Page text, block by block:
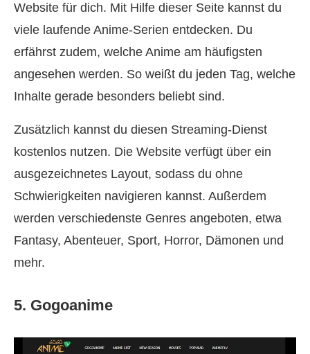
Website für dich. Mit Hilfe dieser Seite kannst du
viele laufende Anime-Serien entdecken. Du
erfährst zudem, welche Anime am häufigsten
angesehen werden. So weißt du jeden Tag, welche
Inhalte gerade besonders beliebt sind.
Zusätzlich kannst du diesen Streaming-Dienst
kostenlos nutzen. Die Website verfügt über ein
ausgezeichnetes Layout, sodass du ohne
Schwierigkeiten navigieren kannst. Außerdem
werden verschiedenste Genres angeboten, etwa
Fantasy, Abenteuer, Sport, Horror, Dämonen und
mehr.
5. Gogoanime